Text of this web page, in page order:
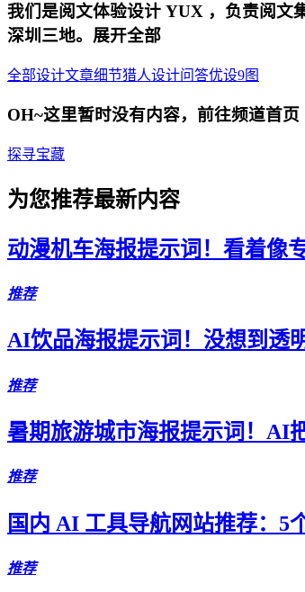
我们是阅文体验设计 YUX ，负责阅文
深圳三地。 展开全部
全部设计文章细节猎人设计问答优设9图
OH~这里暂时没有内容，前往频道首页
探寻宝藏
为您推荐最新内容
动漫机车海报提示词！看着像
推荐
AI饮品海报提示词！没想到透
推荐
暑期旅游城市海报提示词！AI
推荐
国内 AI 工具导航网站推荐：5
推荐